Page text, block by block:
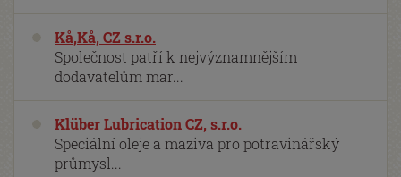
Kå,Kå, CZ s.r.o.
Společnost patří k nejvýznamnějším
dodavatelům mar...
Klüber Lubrication CZ, s.r.o.
Speciální oleje a maziva pro potravinářský
průmysl...